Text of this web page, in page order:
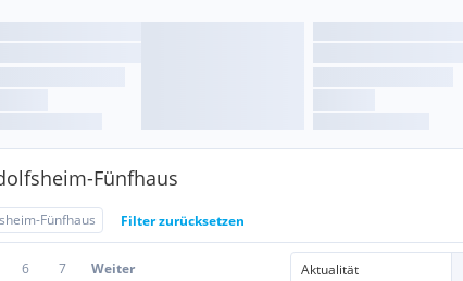
Fünfhaus
Fünfhaus Filter zurücksetzen
6 7 Weiter